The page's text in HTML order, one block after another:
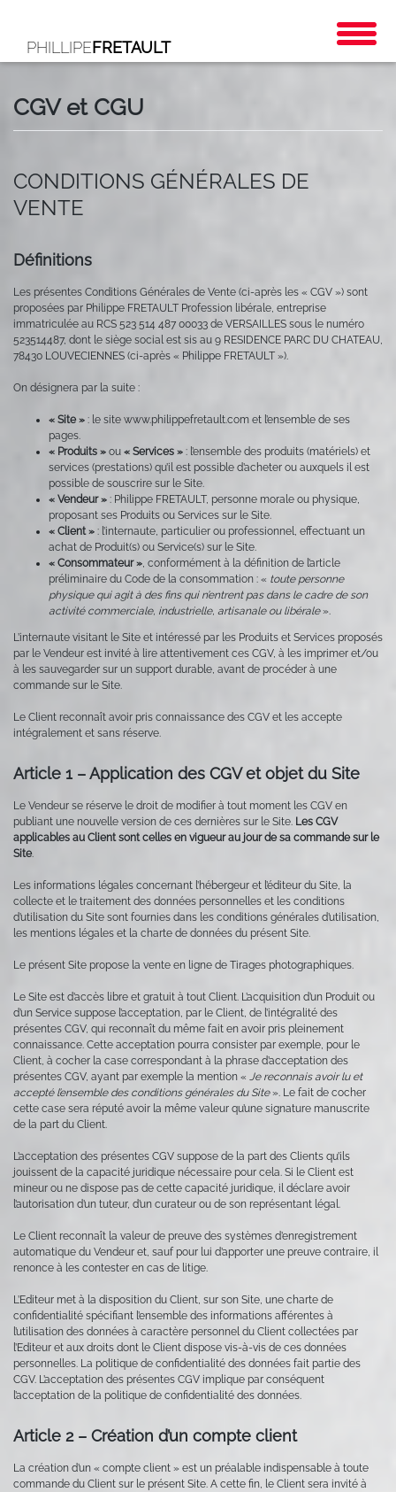
PHILLIPEFRETAULT
CGV et CGU
CONDITIONS GÉNÉRALES DE
VENTE
Définitions
Les présentes Conditions Générales de Vente (ci-après les « CGV ») sont
proposées par Philippe FRETAULT Profession libérale, entreprise
immatriculée au RCS 523 514 487 00033 de VERSAILLES sous le numéro
523514487, dont le siège social est sis au 9 RESIDENCE PARC DU CHATEAU,
78430 LOUVECIENNES (ci-après « Philippe FRETAULT »).
On désignera par la suite :
« Site » : le site www.philippefretault.com et l’ensemble de ses
pages.
« Produits » ou « Services » : l’ensemble des produits (matériels) et
services (prestations) qu’il est possible d’acheter ou auxquels il est
possible de souscrire sur le Site.
« Vendeur » : Philippe FRETAULT, personne morale ou physique,
proposant ses Produits ou Services sur le Site.
« Client » : l’internaute, particulier ou professionnel, effectuant un
achat de Produit(s) ou Service(s) sur le Site.
« Consommateur », conformément à la définition de l’article
préliminaire du Code de la consommation : « toute personne
physique qui agit à des fins qui n’entrent pas dans le cadre de son
activité commerciale, industrielle, artisanale ou libérale».
L’internaute visitant le Site et intéressé par les Produits et Services proposés
par le Vendeur est invité à lire attentivement ces CGV, à les imprimer et/ou
à les sauvegarder sur un support durable, avant de procéder à une
commande sur le Site.
Le Client reconnaît avoir pris connaissance des CGV et les accepte
intégralement et sans réserve.
Article 1 – Application des CGV et objet du Site
Le Vendeur se réserve le droit de modifier à tout moment les CGV en
publiant une nouvelle version de ces dernières sur le Site. Les CGV
applicables au Client sont celles en vigueur au jour de sa commande sur le
Site.
Les informations légales concernant l’hébergeur et l’éditeur du Site, la
collecte et le traitement des données personnelles et les conditions
d’utilisation du Site sont fournies dans les conditions générales d’utilisation,
les mentions légales et la charte de données du présent Site.
Le présent Site propose la vente en ligne de Tirages photographiques.
Le Site est d’accès libre et gratuit à tout Client. L’acquisition d’un Produit ou
d’un Service suppose l’acceptation, par le Client, de l’intégralité des
présentes CGV, qui reconnaît du même fait en avoir pris pleinement
connaissance. Cette acceptation pourra consister par exemple, pour le
Client, à cocher la case correspondant à la phrase d’acceptation des
présentes CGV, ayant par exemple la mention « Je reconnais avoir lu et
accepté l’ensemble des conditions générales du Site». Le fait de cocher
cette case sera réputé avoir la même valeur qu’une signature manuscrite
de la part du Client.
L’acceptation des présentes CGV suppose de la part des Clients qu’ils
jouissent de la capacité juridique nécessaire pour cela. Si le Client est
mineur ou ne dispose pas de cette capacité juridique, il déclare avoir
l’autorisation d’un tuteur, d’un curateur ou de son représentant légal.
Le Client reconnaît la valeur de preuve des systèmes d’enregistrement
automatique du Vendeur et, sauf pour lui d’apporter une preuve contraire, il
renonce à les contester en cas de litige.
L’Editeur met à la disposition du Client, sur son Site, une charte de
confidentialité spécifiant l’ensemble des informations afférentes à
l’utilisation des données à caractère personnel du Client collectées par
l’Editeur et aux droits dont le Client dispose vis-à-vis de ces données
personnelles. La politique de confidentialité des données fait partie des
CGV. L’acceptation des présentes CGV implique par conséquent
l’acceptation de la politique de confidentialité des données.
Article 2 – Création d’un compte client
La création d’un « compte client » est un préalable indispensable à toute
commande du Client sur le présent Site. A cette fin, le Client sera invité à